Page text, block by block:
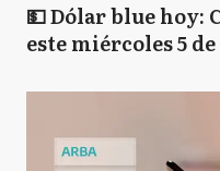
💵 Dólar blue hoy:
este miércoles 5